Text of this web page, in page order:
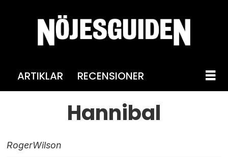
ARTIKLAR RECENSIONER
Hannibal
RogerWilson